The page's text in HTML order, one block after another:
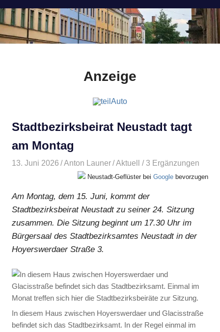
Anzeige
Stadtbezirksbeirat Neustadt tagt
am Montag
13. Juni 2026 Anton Launer Aktuell / 3 Ergänzungen
Neustadt-Geflüster bei Google bevorzugen
Am Montag, dem 15. Juni, kommt der
Stadtbezirksbeirat Neustadt zu seiner 24. Sitzung
zusammen. Die Sitzung beginnt um 17.30 Uhr im
Bürgersaal des Stadtbezirksamtes Neustadt in der
Hoyerswerdaer Straße 3.
In diesem Haus zwischen Hoyerswerdaer und Glacisstraße
befindet sich das Stadtbezirksamt. In der Regel einmal im